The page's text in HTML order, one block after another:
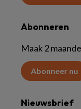
Abonneren
Maak 2
Abonneer nu
Nieuwsbrief